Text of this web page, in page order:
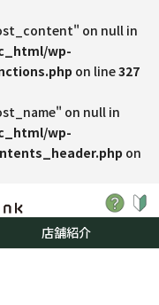
on null in
wp-
on line327
on null in
wp-
on
店舗紹介